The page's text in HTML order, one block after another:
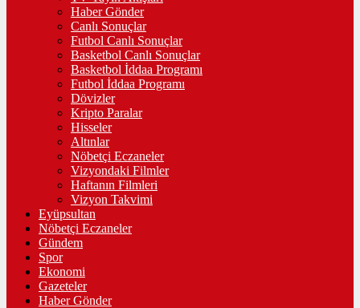
Haber Gönder
Canlı Sonuçlar
Futbol Canlı Sonuçlar
Basketbol Canlı Sonuçlar
Basketbol İddaa Programı
Futbol İddaa Programı
Dövizler
Kripto Paralar
Hisseler
Altınlar
Nöbetçi Eczaneler
Vizyondaki Filmler
Haftanın Filmleri
Vizyon Takvimi
Eyüpsultan
Nöbetçi Eczaneler
Gündem
Spor
Ekonomi
Gazeteler
Haber Gönder